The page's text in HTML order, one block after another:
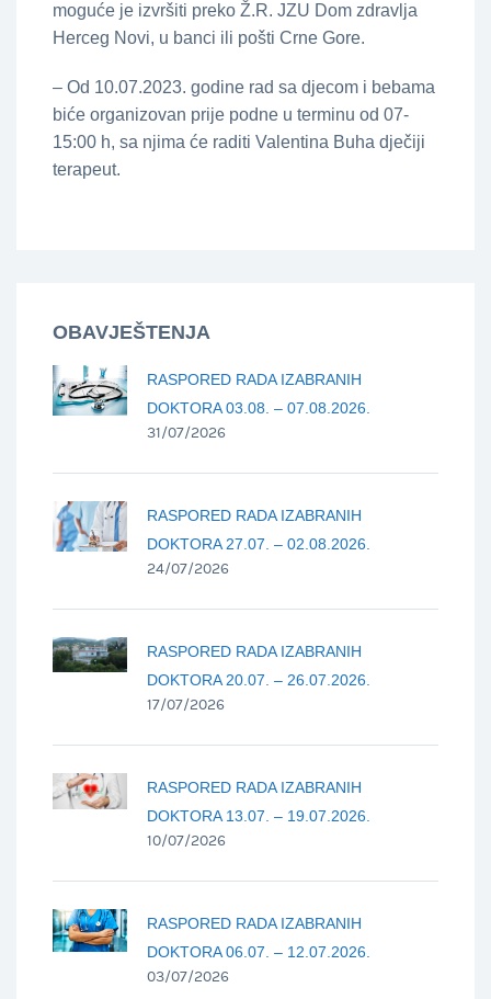
moguće je izvršiti preko Ž.R. JZU Dom zdravlja
Herceg Novi, u banci ili pošti Crne Gore.
– Od 10.07.2023. godine rad sa djecom i bebama
biće organizovan prije podne u terminu od 07-
15:00 h, sa njima će raditi Valentina Buha dječiji
terapeut.
OBAVJEŠTENJA
RASPORED RADA IZABRANIH
DOKTORA 03.08. – 07.08.2026.
31/07/2026
RASPORED RADA IZABRANIH
DOKTORA 27.07. – 02.08.2026.
24/07/2026
RASPORED RADA IZABRANIH
DOKTORA 20.07. – 26.07.2026.
17/07/2026
RASPORED RADA IZABRANIH
DOKTORA 13.07. – 19.07.2026.
10/07/2026
RASPORED RADA IZABRANIH
DOKTORA 06.07. – 12.07.2026.
03/07/2026